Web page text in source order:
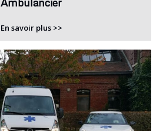
En savoir plus >>